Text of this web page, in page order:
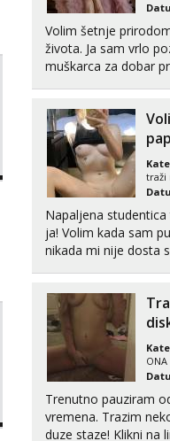
Volim šetnje
života. Ja sam vrlo
muškarca za dobar
traži
Napaljena
ja! Volim kada sam
nikada mi nije dosta
cekam te!
ONA
Trenutno pauziram
vremena. Trazim
duze staze! Klikni na link ispod i nadji me tamo,